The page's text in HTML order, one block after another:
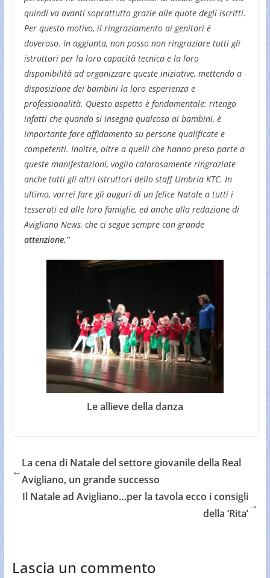
quindi va avanti soprattutto grazie alle quote degli iscritti.
Per questo motivo, il ringraziamento ai genitori è
doveroso. In aggiunta, non posso non ringraziare tutti gli
istruttori per la loro capacità tecnica e la loro
disponibilità ad organizzare queste iniziative, mettendo a
disposizione dei bambini la loro esperienza e
professionalità. Questo aspetto è fondamentale: ritengo
infatti che quando si insegna qualcosa ai bambini, è
importante fare affidamento su persone qualificate e
competenti. Inoltre, oltre a quelli che hanno preso parte a
queste manifestazioni, voglio calorosamente ringraziate
anche tutti gli altri istruttori dello staff Umbria KTC. In
ultimo, vorrei fare gli auguri di un felice Natale a tutti i
tesserati ed alle loro famiglie, ed anche alla redazione di
Avigliano News, che ci segue sempre con grande
attenzione.”
Le allieve della danza
←
La cena di Natale del settore giovanile della Real
Avigliano, un grande successo
Il Natale ad Avigliano…per la tavola ecco i consigli
della ‘Rita’
→
Lascia un commento